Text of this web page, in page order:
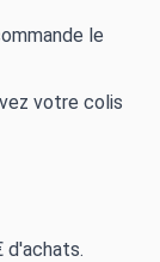
le
votre colis
d'achats.